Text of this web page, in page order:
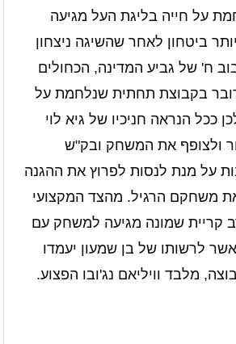
על חייה בליגת העל מגיעה
ביטחון לאחר שהשיגה ניצחון
ח' של גביע המדינה, הכחולים
בקבוצת תחתית שנלחמת על
ככל הנראה חניכיו של גיא לוי
ולצופף את המשחק ובק"ש
על מנת לנסות לפרוץ את ההגנה
משחקם הרגיל. מהצד המקצועי
קריית שמונה מגיעה למשחק עם
לרשותו של בן שמעון יעמדו
מלבד וויליאם נג'ובו הפצוע.